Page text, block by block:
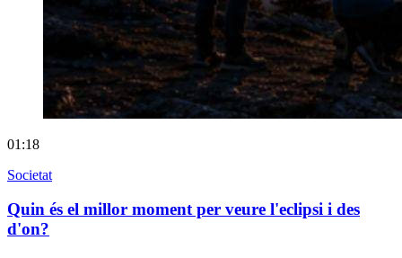
01:18
Societat
Quin és el millor moment per veure l'eclipsi i des
d'on?